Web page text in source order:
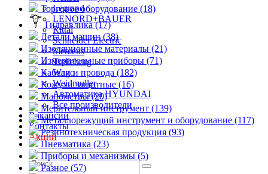
Legrand
LENORD+BAUER
Rittal
Schneider Electric
Siemens
Trelleborg
Wago
Weidmuller
Автоматика HYUNDAI
Все производители
Вакансии
Контакты
Акции
Торговое оборудование (18)
Гидравлика (17)
Детали машин (38)
Изоляционные материалы (21)
Измерительные приборы (71)
Кабели и провода (182)
Кожухи защитные (16)
Манометры (20)
Мерительный инструмент (139)
Металлорежущий инструмент и оборудование (117)
Резинотехническая продукция (93)
Пневматика (23)
Приборы и механизмы (5)
Разное (57)